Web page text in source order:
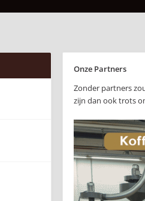
Onze Partners
Zonder partners
zijn dan ook trots